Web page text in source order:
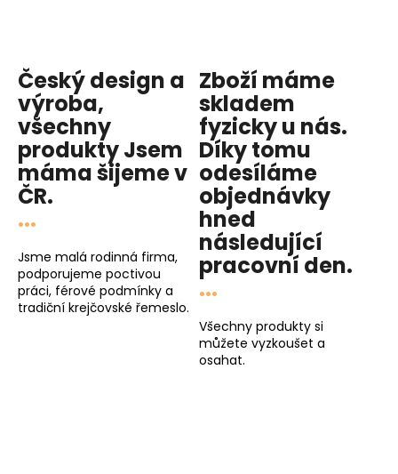
Český design a
výroba,
všechny
produktyJsem
mámašijeme v
ČR.
...
Jsme malá rodinná firma,
podporujeme poctivou
práci, férové podmínky a
tradiční krejčovské řemeslo.
Zboží máme
skladem
fyzicky u nás.
Díky tomu
odesíláme
objednávky
hned
následující
pracovní den.
...
Všechny produkty si
můžete vyzkoušet a
osahat.